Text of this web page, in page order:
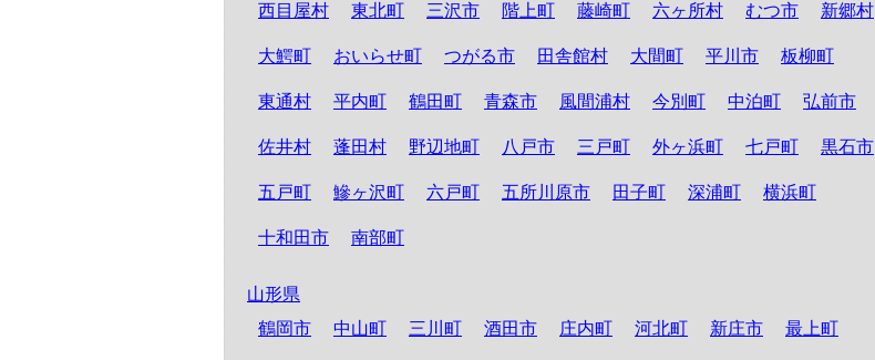
西目屋村
東北町 三沢市 階上町 藤崎町 六ヶ所村 むつ市 新郷村
大鰐町 おいらせ町 つがる市 田舎館村 大間町 平川市 板柳町
東通村 平内町 鶴田町 青森市 風間浦村 今別町 中泊町 弘前市
佐井村 蓬田村 野辺地町 八戸市 三戸町 外ヶ浜町 七戸町 黒石市
五戸町 鰺ヶ沢町 六戸町 五所川原市 田子町 深浦町 横浜町
十和田市 南部町
山形県
鶴岡市
中山町 三川町 酒田市 庄内町 河北町 新庄市 最上町